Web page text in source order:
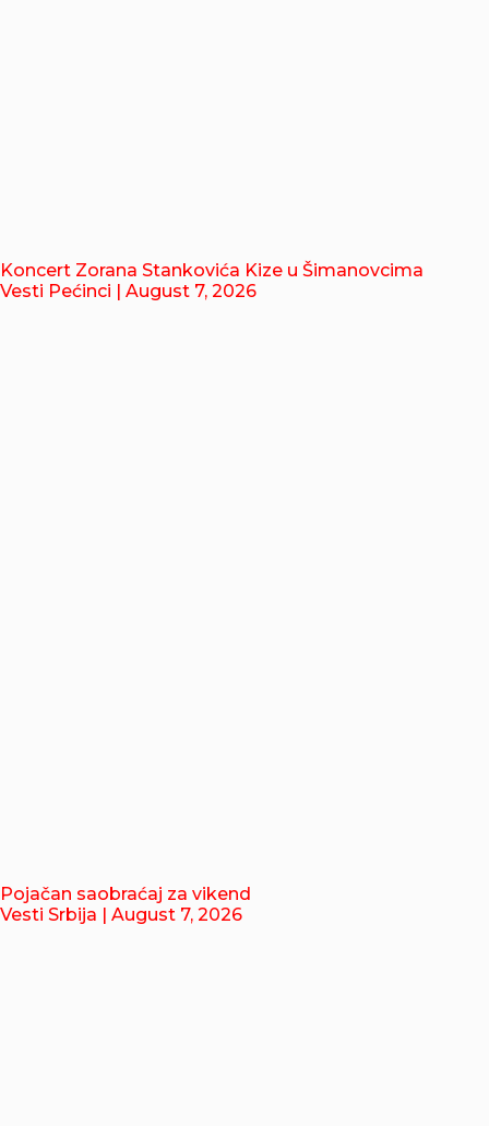
Koncert Zorana Stankovića Kize u Šimanovcima
Vesti Pećinci | August 7, 2026
Pojačan saobraćaj za vikend
Vesti Srbija | August 7, 2026